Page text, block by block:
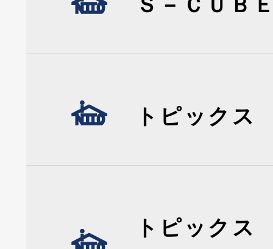
Ｓ－ＣＵＢ
トピックス
トピックス